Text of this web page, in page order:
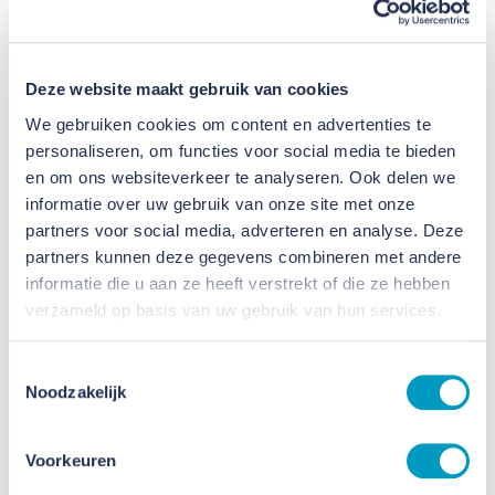
Deze website maakt gebruik van cookies
We gebruiken cookies om content en advertenties te
personaliseren, om functies voor social media te bieden
en om ons websiteverkeer te analyseren. Ook delen we
informatie over uw gebruik van onze site met onze
partners voor social media, adverteren en analyse. Deze
partners kunnen deze gegevens combineren met andere
informatie die u aan ze heeft verstrekt of die ze hebben
verzameld op basis van uw gebruik van hun services.
Noodzakelijk
Voorkeuren
Onderhoud om de klus in bouwteam te klaren. Met
eerdere succesvolle, unieke projecten als de
transformatie van de Greswarenfabriek in Reuver en
Vrijthof in Maastricht hebben we overtuigend
bewezen dat we dit soort projecten qua kennis,
kunde en vooral ook flexibiliteit als geen ander
aankunnen. “Je weet bij zo’n oud pand nooit
precies wat je zult aantreffen,” licht uitvoerder
Dennis Verkissen toe. “Zo bleek dat volgens de
halve meter naar achteren zou moeten worden
geplaatst. Dat hebben we ter plekke opgelost. Wat
op de tekening gewoon houten dakbeschot leek,
bleek in werkelijkheid 40 cm beton te zijn. Voor dat